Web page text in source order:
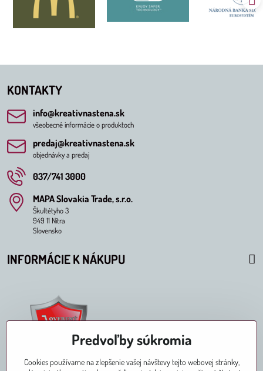
KONTAKTY
info​@kreativnastena​.sk
všeobecné informácie o produktoch
predaj​@kreativnastena​.sk
objednávky a predaj
037/741 3000
MAPA Slovakia Trade, s​.r​.o​.
Škultétyho 3
949 11 Nitra
Slovensko
INFORMÁCIE K NÁKUPU
Predvoľby súkromia
Cookies používame na zlepšenie vašej návštevy tejto webovej stránky,